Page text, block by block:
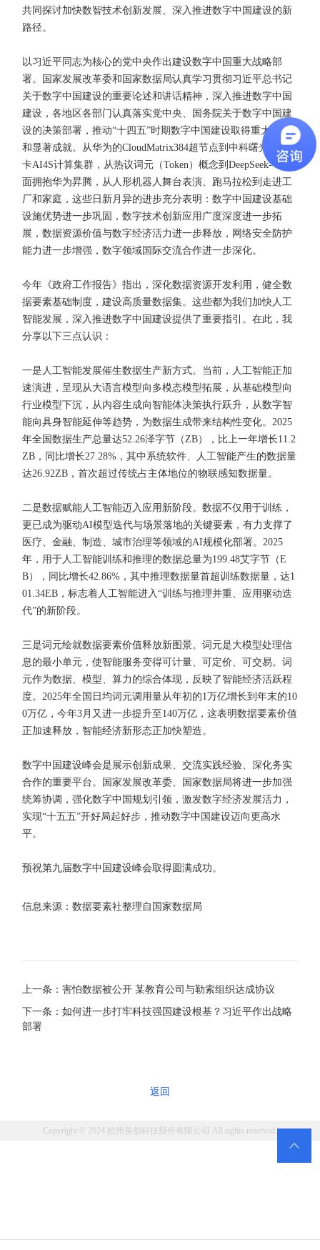
共同探讨加快数智技术创新发展、深入推进数字中国建设的新
路径。
以习近平同志为核心的党中央作出建设数字中国重大战略部
署。国家发展改革委和国家数据局认真学习贯彻习近平总书记
关于数字中国建设的重要论述和讲话精神，深入推进数字中国
建设，各地区各部门认真落实党中央、国务院关于数字中国建
设的决策部署，推动“十四五”时期数字中国建设取得重大进展
和显著成就。从华为的CloudMatrix384超节点到中科曙光的6万
卡AI4S计算集群，从热议词元（Token）概念到DeepSeek-V4全
面拥抱华为昇腾，从人形机器人舞台表演、跑马拉松到走进工
厂和家庭，这些日新月异的进步充分表明：数字中国建设基础
设施优势进一步巩固，数字技术创新应用广度深度进一步拓
展，数据资源价值与数字经济活力进一步释放，网络安全防护
能力进一步增强，数字领域国际交流合作进一步深化。
今年《政府工作报告》指出，深化数据资源开发利用，健全数
据要素基础制度，建设高质量数据集。这些都为我们加快人工
智能发展，深入推进数字中国建设提供了重要指引。在此，我
分享以下三点认识：
一是人工智能发展催生数据生产新方式。当前，人工智能正加
速演进，呈现从大语言模型向多模态模型拓展，从基础模型向
行业模型下沉，从内容生成向智能体决策执行跃升，从数字智
能向具身智能延伸等趋势，为数据生成带来结构性变化。2025
年全国数据生产总量达52.26泽字节（ZB），比上一年增长11.2
ZB，同比增长27.28%，其中系统软件、人工智能产生的数据量
达26.92ZB，首次超过传统占主体地位的物联感知数据量。
二是数据赋能人工智能迈入应用新阶段。数据不仅用于训练，
更已成为驱动AI模型迭代与场景落地的关键要素，有力支撑了
医疗、金融、制造、城市治理等领域的AI规模化部署。2025
年，用于人工智能训练和推理的数据总量为199.48艾字节（E
B），同比增长42.86%，其中推理数据量首超训练数据量，达1
01.34EB，标志着人工智能进入“训练与推理并重、应用驱动迭
代”的新阶段。
三是词元绘就数据要素价值释放新图景。词元是大模型处理信
息的最小单元，使智能服务变得可计量、可定价、可交易。词
元作为数据、模型、算力的综合体现，反映了智能经济活跃程
度。2025年全国日均词元调用量从年初的1万亿增长到年末的10
0万亿，今年3月又进一步提升至140万亿，这表明数据要素价值
正加速释放，智能经济新形态正加快塑造。
数字中国建设峰会是展示创新成果、交流实践经验、深化务实
合作的重要平台。国家发展改革委、国家数据局将进一步加强
统筹协调，强化数字中国规划引领，激发数字经济发展活力，
实现“十五五”开好局起好步，推动数字中国建设迈向更高水
平。
预祝第九届数字中国建设峰会取得圆满成功。
信息来源：数据要素社整理自国家数据局
上一条：害怕数据被公开 某教育公司与勒索组织达成协议
下一条：如何进一步打牢科技强国建设根基？习近平作出战略
部署
返回
Copyright © 2024 杭州美创科技股份有限公司 All rights reserved.
